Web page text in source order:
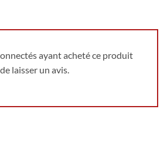
ayant acheté ce produit
laisser un avis.